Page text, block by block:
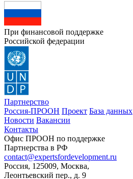
При финансовой поддержке
Российской федерации
Партнерство
Россия-ПРООН Проект База данных
Новости Вакансии
Контакты
Офис ПРООН по поддержке
Партнерства в РФ
contact@expertsfordevelopment.ru
Россия, 125009, Москва,
Леонтьевский пер., д. 9